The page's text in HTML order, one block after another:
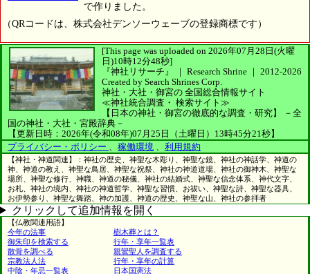
で作りました。
（QRコードは、株式会社デンソーウェーブの登録商標です）
[This page was uploaded on 2026年07月28日(火曜
日)10時12分48秒]
『神社リサーチ』 ｜ Research Shrine ｜ 2012-2026
Created by Search Shrines Corp.
神社・大社・御宮の 全国総合情報サイト
≪神社統合調査・ 検索サイト≫
【日本の神社・御宮の徹底的な調査・研究】
－全
国の神社・大社・宮殿辞典－
【更新日時：2026年(令和08年)07月25日（土曜日）13時45分21秒】
プライバシー・ポリシー
稼働環境 利用規約
【神社・神道関連】：神社の歴史、神聖な木彫り、神聖な鏡、神社の神話学、神道の
神、神道の教え、神聖な鳥居、神聖な祝祭、神社の神道道場、神社の御神木、神聖な
場所、神聖な修行、神職、神道の秘儀、神社の結婚式、神聖な信念体系、神代文字、
お札、神社の境内、神社の神道哲学、神聖な習慣、お祓い、神聖な詩、神聖な器具、
お伊勢参り、神聖な舞踏、神の加護、神道の歴史、神聖な山、神社の参拝者
クリックして追加情報を開く
【仏教関連用語】
今年の法事
樹木葬とは？
御朱印を検索する
行年・享年一覧表
散骨を調べる
親鸞聖人を調査する
宗教法人法
行年・享年の計算
中陰・年忌一覧表
日本国憲法